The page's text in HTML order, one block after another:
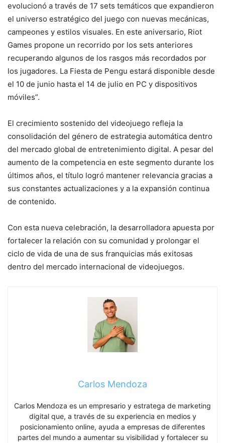
evolucionó a través de 17 sets temáticos que expandieron
el universo estratégico del juego con nuevas mecánicas,
campeones y estilos visuales. En este aniversario, Riot
Games propone un recorrido por los sets anteriores
recuperando algunos de los rasgos más recordados por
los jugadores. La Fiesta de Pengu estará disponible desde
el 10 de junio hasta el 14 de julio en PC y dispositivos
móviles”.
El crecimiento sostenido del videojuego refleja la
consolidación del género de estrategia automática dentro
del mercado global de entretenimiento digital. A pesar del
aumento de la competencia en este segmento durante los
últimos años, el título logró mantener relevancia gracias a
sus constantes actualizaciones y a la expansión continua
de contenido.
Con esta nueva celebración, la desarrolladora apuesta por
fortalecer la relación con su comunidad y prolongar el
ciclo de vida de una de sus franquicias más exitosas
dentro del mercado internacional de videojuegos.
Carlos Mendoza
Carlos Mendoza es un empresario y estratega de marketing
digital que, a través de su experiencia en medios y
posicionamiento online, ayuda a empresas de diferentes
partes del mundo a aumentar su visibilidad y fortalecer su